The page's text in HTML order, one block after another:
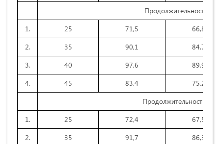
Продолжительность
1.
25 71,5
66,8
2.
35 90,1
84,7
3.
40 97,6
89,9
4.
45 83,4
75,2
Продолжительность
1.
25 72,4
67,5
2.
35 91,7
86,3